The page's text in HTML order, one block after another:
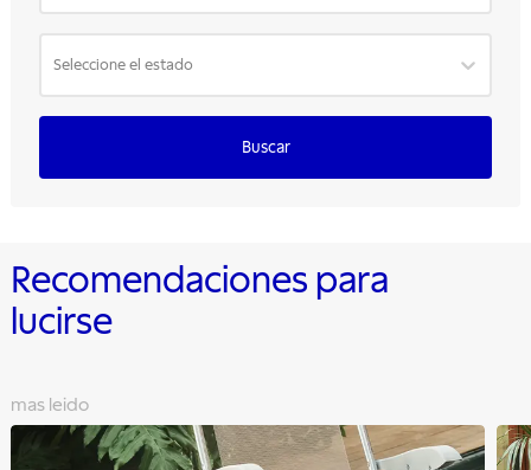
Seleccione el estado
Buscar
Recomendaciones para
lucirse
mas leido